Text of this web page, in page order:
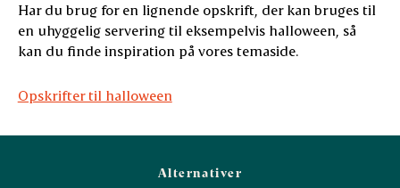
Har du brug for en lignende opskrift, der kan bruges til
en uhyggelig servering til eksempelvis halloween, så
kan du finde inspiration på vores temaside.
Opskrifter til halloween
Alternativer